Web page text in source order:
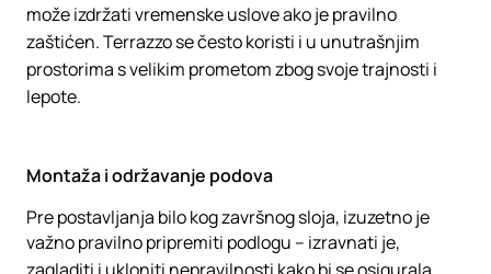
može izdržati vremenske uslove ako je pravilno
zaštićen. Terrazzo se često koristi i u unutrašnjim
prostorima s velikim prometom zbog svoje trajnosti i
lepote.
Montaža i održavanje podova
Pre postavljanja bilo kog završnog sloja, izuzetno je
važno pravilno pripremiti podlogu – izravnati je,